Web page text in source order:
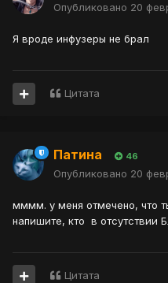
Опубликовано 20
Я вроде инфузеры не брал
Цитата
Патина 46
Опубликовано 20
мммм. у меня отмечено, что
напишите, кто в отсутствии
Цитата